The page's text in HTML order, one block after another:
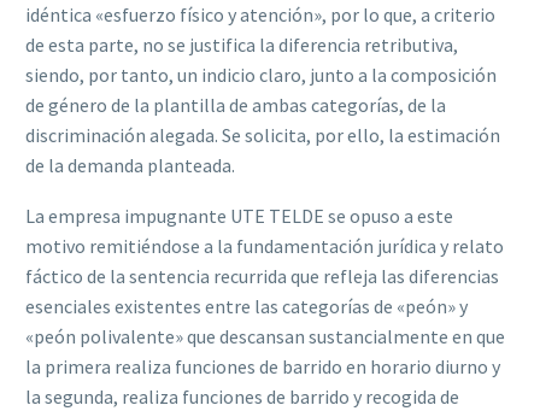
idéntica «esfuerzo físico y atención», por lo que, a criterio
de esta parte, no se justif‌ica la diferencia retributiva,
siendo, por tanto, un indicio claro, junto a la composición
de género de la plantilla de ambas categorías, de la
discriminación alegada. Se solicita, por ello, la estimación
de la demanda planteada.
La empresa impugnante UTE TELDE se opuso a este
motivo remitiéndose a la fundamentación jurídica y relato
fáctico de la sentencia recurrida que ref‌leja las diferencias
esenciales existentes entre las categorías de «peón» y
«peón polivalente» que descansan sustancialmente en que
la primera realiza funciones de barrido en horario diurno y
la segunda, realiza funciones de barrido y recogida de